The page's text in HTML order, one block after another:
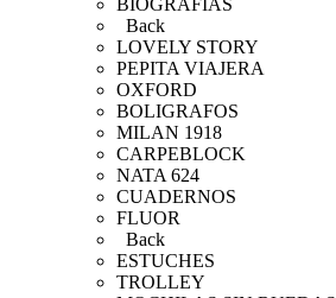
Back
LOVELY STORY
PEPITA VIAJERA
OXFORD
BOLIGRAFOS
MILAN 1918
CARPEBLOCK
NATA 624
CUADERNOS
FLUOR
Back
ESTUCHES
TROLLEY